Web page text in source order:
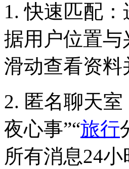
1. 快速匹配
据用户位置与
滑动查看资料
2. 匿名聊天
夜心事”“旅行
所有消息24